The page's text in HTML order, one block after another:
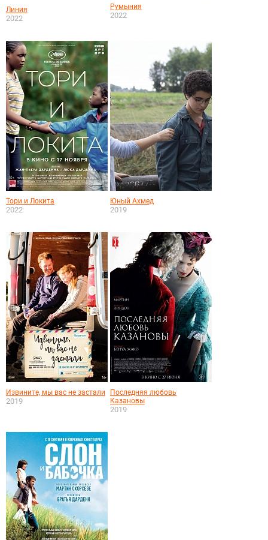
Линия
2022
Румыния
2022
Тори и Локита
2022
Юный Ахмед
2019
Извините, мы вас не застали
2019
Последняя любовь
Казановы
2019